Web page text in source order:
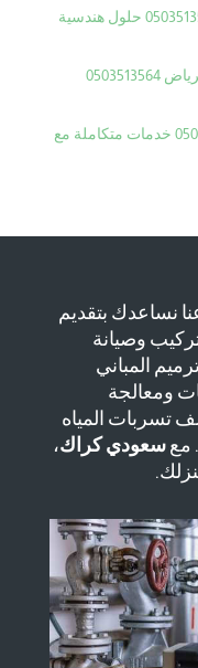
معالجة هبوط الأساسات في الرياض 0503513564 حلول هندسية
خدمات اصلاح وعلاج هبوط الاساسات بالرياض 0503513564
حلول هبوط الاساسات بالرياض 0503513564 خدمات متكاملة مع
نساعدك بتقديم
وصيانة
المباني
ومعالجة
تسربات المياه
مع سعودي كراك،